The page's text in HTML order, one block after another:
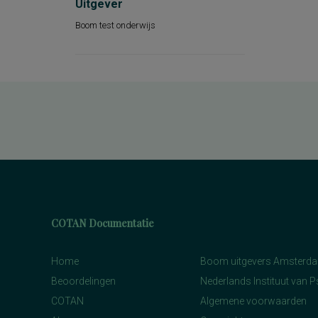
Uitgever
Boom test onderwijs
COTAN Documentatie
Home
Beoordelingen
COTAN
Boom uitgevers
Nederlands Instituut van
Algemene voorwaarden